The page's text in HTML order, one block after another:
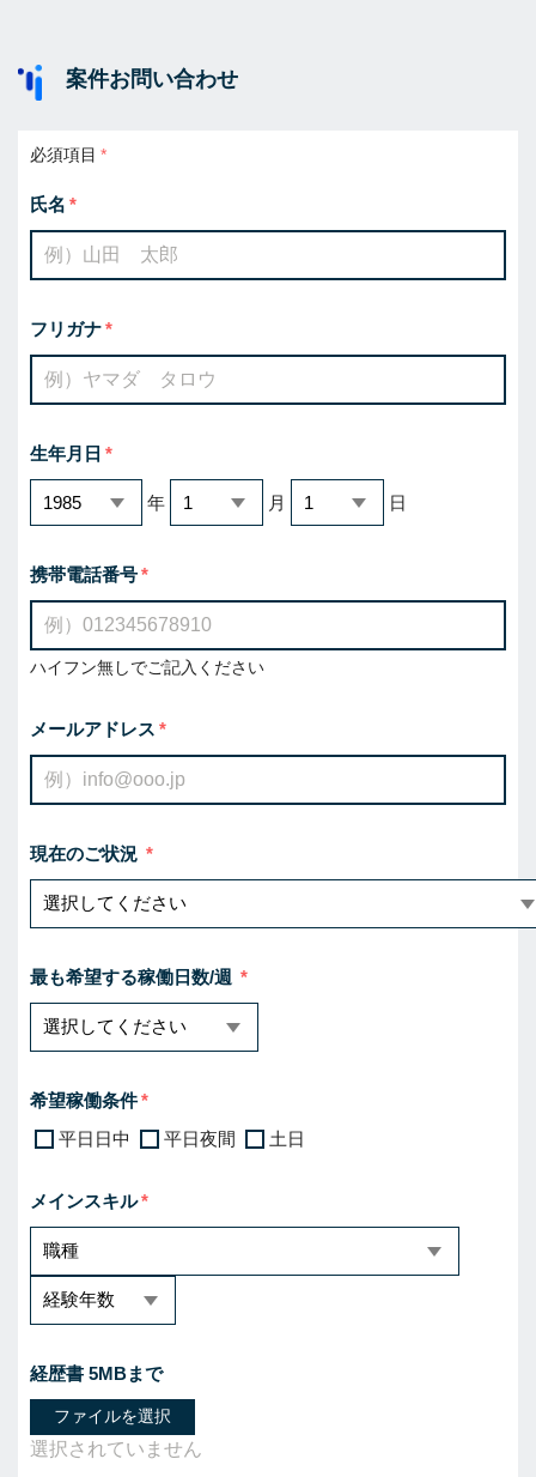
案件お問い合わせ
必須項目
氏名
フリガナ
生年月日
年 月 日
携帯電話番号
ハイフン無しでご記入ください
メールアドレス
現在のご状況
最も希望する稼働日数/週
希望稼働条件
平日日中
平日夜間 土日
メインスキル
経歴書 5MBまで
ファイルを選択